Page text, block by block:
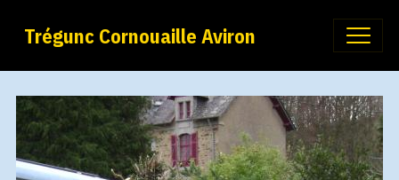
Trégunc Cornouaille Aviron